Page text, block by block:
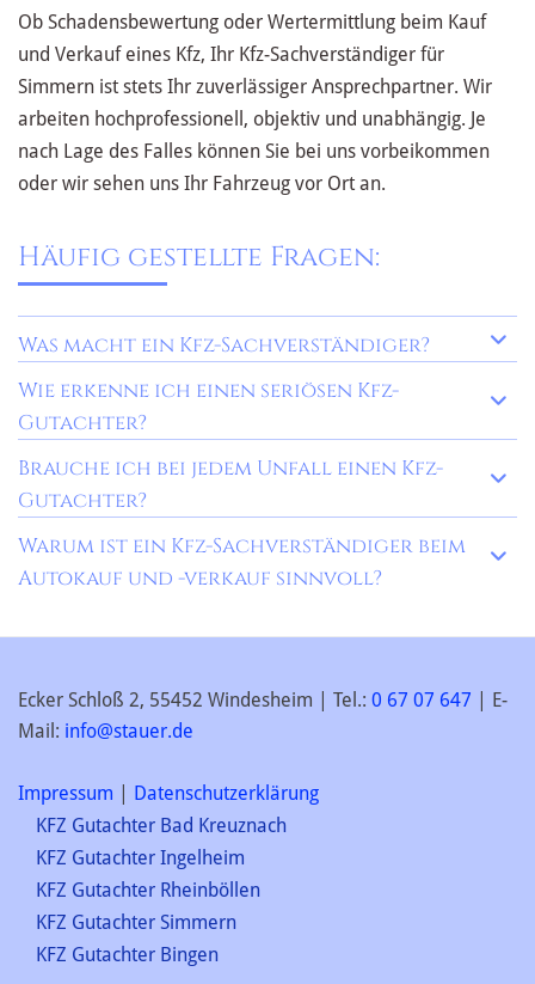
Ob Schadensbewertung oder Wertermittlung beim Kauf
und Verkauf eines Kfz, Ihr Kfz-Sachverständiger für
Simmern ist stets Ihr zuverlässiger Ansprechpartner. Wir
arbeiten hochprofessionell, objektiv und unabhängig. Je
nach Lage des Falles können Sie bei uns vorbeikommen
oder wir sehen uns Ihr Fahrzeug vor Ort an.
Häufig gestellte Fragen:
Was macht ein Kfz-Sachverständiger?
Wie erkenne ich einen seriösen Kfz-
Gutachter?
Brauche ich bei jedem Unfall einen Kfz-
Gutachter?
Warum ist ein Kfz-Sachverständiger beim
Autokauf und -verkauf sinnvoll?
Ecker Schloß 2, 55452 Windesheim | Tel.: 0 67 07 647 | E-
Mail: info@stauer.de
Impressum
Datenschutzerklärung
KFZ Gutachter Bad Kreuznach
KFZ Gutachter Ingelheim
KFZ Gutachter Rheinböllen
KFZ Gutachter Simmern
KFZ Gutachter Bingen